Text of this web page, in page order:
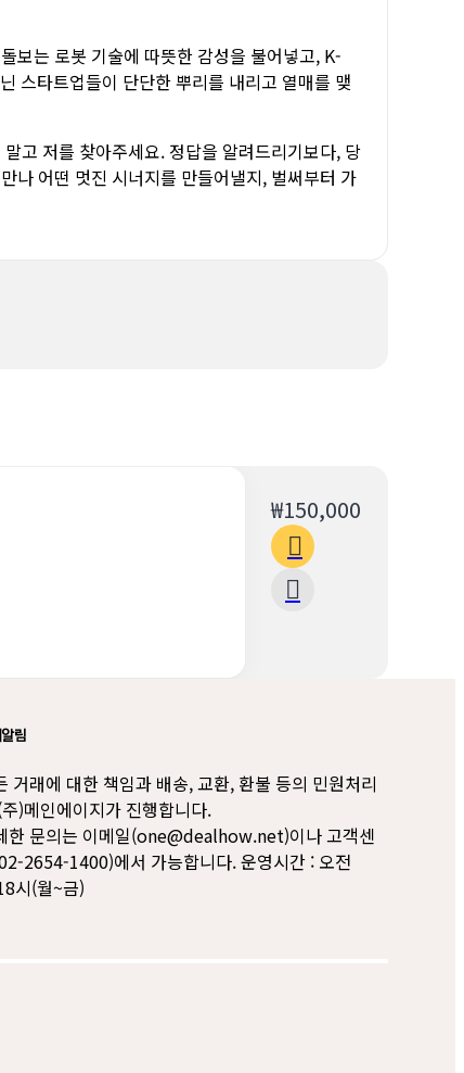
보는 로봇 기술에 따뜻한 감성을 불어넣고, K-
스타트업들이 단단한 뿌리를 내리고 열매를 맺
고 저를 찾아주세요. 정답을 알려드리기보다, 당
나 어떤 멋진 시너지를 만들어낼지, 벌써부터 가
₩150,000
림
거래에 대한 책임과 배송, 교환, 환불 등의 민원처리
)메인에이지가 진행합니다.
한 문의는 이메일(one@dealhow.net)이나 고객센
2654-1400)에서 가능합니다. 운영시간 : 오전
시(월~금)